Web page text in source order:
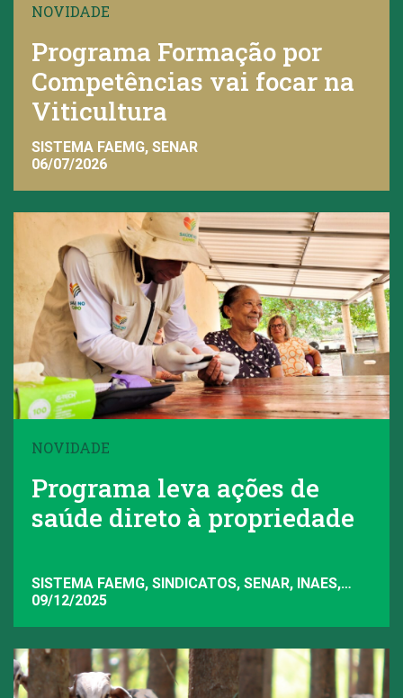
NOVIDADE
Programa Formação por
Competências vai focar na
Viticultura
SISTEMA FAEMG, SENAR
06/07/2026
NOVIDADE
Programa leva ações de
saúde direto à propriedade
SISTEMA FAEMG, SINDICATOS, SENAR, INAES,
FAEMG
09/12/2025